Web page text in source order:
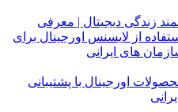
زندگی دیجیتال | معرفی
از لایسنس اورجینال برای
های ایرانی
اورجینال با پشتیبانی